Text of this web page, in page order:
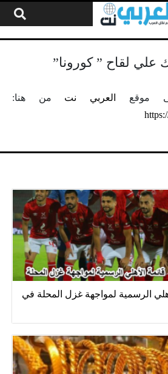
لقاح ” كورونا”
موقع العربي نت من هنا:
الرسمية لمواجهة غزل المحلة في